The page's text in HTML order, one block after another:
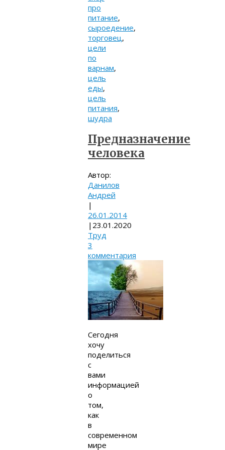
про
питание,
сыроедение,
торговец ,
цели
по
варнам,
цель
еды,
цель
питания,
шудра
Предназначение
человека
Автор:
Данилов
Андрей
|
26.01.2014
| 23.01.2020
Труд
3
комментария
Сегодня
хочу
поделиться
с
вами
информацией
о
том,
как
в
современном
мире